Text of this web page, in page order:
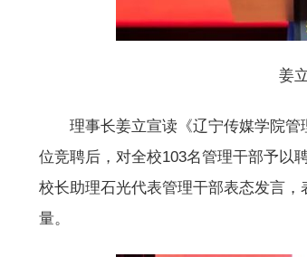
姜
理事长姜立宣读《辽宁传媒学院
位竞聘后，对全校103名管理干部予以
校长助理石光代表管理干部表态发言
量。